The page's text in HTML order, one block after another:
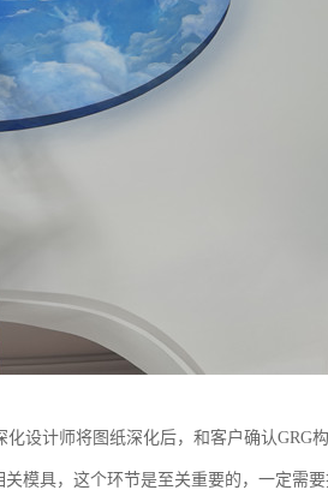
设计师将图纸深化后，和客户确认GRG
模具，这个环节是至关重要的，一定需